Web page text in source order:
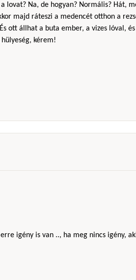
Na, de hogyan? Normális? Hát,
majd ráteszi a medencét otthon a
ott állhat a buta ember, a vizes lóval,
kérem!
igény is van .., ha meg nincs igény,